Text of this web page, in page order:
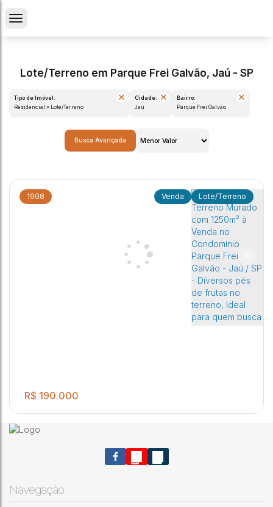
Lote/Terreno em Parque Frei Galvão, Jaú - SP
Tipo de Imóvel:
Residencial » Lote/Terreno
Cidade:
Jaú
Bairro:
Parque Frei Galvão
Busca Avançada
1908 Lote/Terreno
R$ 190.000
Navegação